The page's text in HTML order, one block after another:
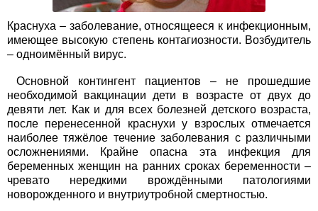
Краснуха – заболевание, относящееся к инфекционным,
имеющее высокую степень контагиозности. Возбудитель
– одноимённый вирус.
Основной контингент пациентов – не прошедшие
необходимой вакцинации дети в возрасте от двух до
девяти лет. Как и для всех болезней детского возраста,
после перенесенной краснухи у взрослых отмечается
наиболее тяжёлое течение заболевания с различными
осложнениями. Крайне опасна эта инфекция для
беременных женщин на ранних сроках беременности –
чревато нередкими врождёнными патологиями
новорожденного и внутриутробной смертностью.